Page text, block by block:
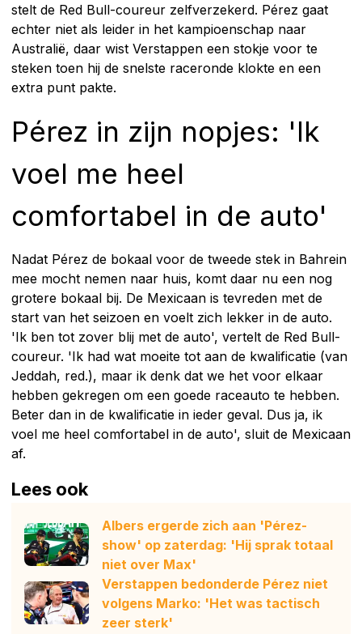
stelt de Red Bull-coureur zelfverzekerd. Pérez gaat
echter niet als leider in het kampioenschap naar
Australië, daar wist Verstappen een stokje voor te
steken toen hij de snelste raceronde klokte en een
extra punt pakte.
Pérez in zijn nopjes: 'Ik
voel me heel
comfortabel in de auto'
Nadat Pérez de bokaal voor de tweede stek in Bahrein
mee mocht nemen naar huis, komt daar nu een nog
grotere bokaal bij. De Mexicaan is tevreden met de
start van het seizoen en voelt zich lekker in de auto.
'Ik ben tot zover blij met de auto', vertelt de Red Bull-
coureur. 'Ik had wat moeite tot aan de kwalificatie (van
Jeddah, red.), maar ik denk dat we het voor elkaar
hebben gekregen om een goede raceauto te hebben.
Beter dan in de kwalificatie in ieder geval. Dus ja, ik
voel me heel comfortabel in de auto', sluit de Mexicaan
af.
Lees ook
Albers ergerde zich aan 'Pérez-
show' op zaterdag: 'Hij sprak totaal
niet over Max'
Verstappen bedonderde Pérez niet
volgens Marko: 'Het was tactisch
zeer sterk'